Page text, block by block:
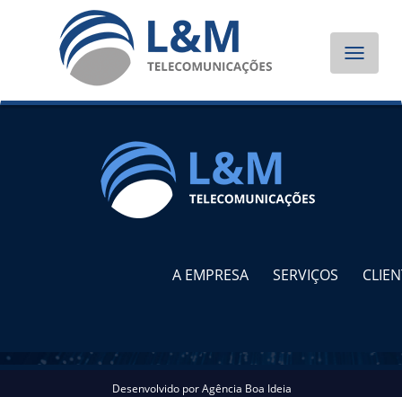
Toggle
A EMPRESA SERVIÇOS
Desenvolvido porAgência Boa Ideia